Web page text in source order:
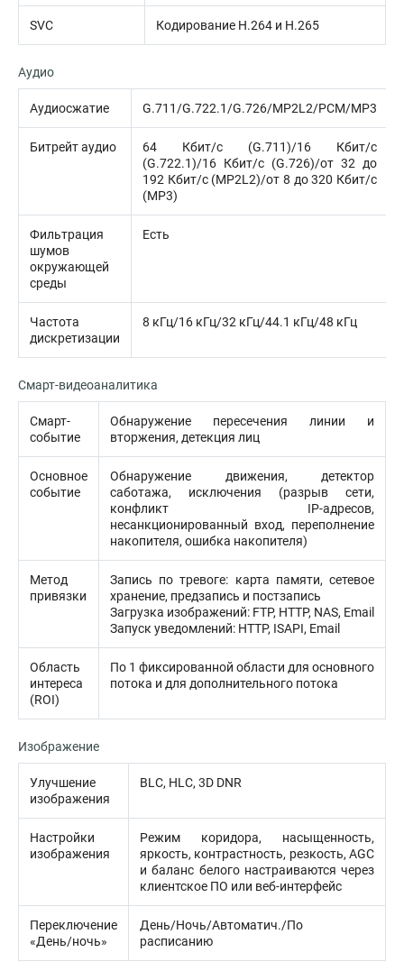
SVC Кодирование H.264 и H.265
Аудио
Аудиосжатие G.711/G.722.1/G.726/MP2L2/PCM/MP3
Битрейт аудио
64 Кбит/с (G.711)/16 Кбит/с
(G.722.1)/16 Кбит/с (G.726)/от 32 до
192 Кбит/с (MP2L2)/от 8 до 320 Кбит/с
(MP3)
Фильтрация
шумов
окружающей
среды
Есть
Частота
дискретизации
8 кГц/16 кГц/32 кГц/44.1 кГц/48 кГц
Смарт-видеоаналитика
Смарт-
событие
Обнаружение пересечения линии и
вторжения, детекция лиц
Основное
событие
Обнаружение движения, детектор
саботажа, исключения (разрыв сети,
конфликт IP-адресов,
несанкционированный вход, переполнение
накопителя, ошибка накопителя)
Метод
привязки
Запись по тревоге: карта памяти, сетевое
хранение, предзапись и постзапись
Загрузка изображений: FTP, HTTP, NAS, Email
Запуск уведомлений: HTTP, ISAPI, Email
Область
интереса
(ROI)
По 1 фиксированной области для основного
потока и для дополнительного потока
Изображение
Улучшение
изображения
BLC, HLC, 3D DNR
Настройки
изображения
Режим коридора, насыщенность,
яркость, контрастность, резкость, AGC
и баланс белого настраиваются через
клиентское ПО или веб-интерфейс
Переключение
«День/ночь»
День/Ночь/Автоматич./По
расписанию